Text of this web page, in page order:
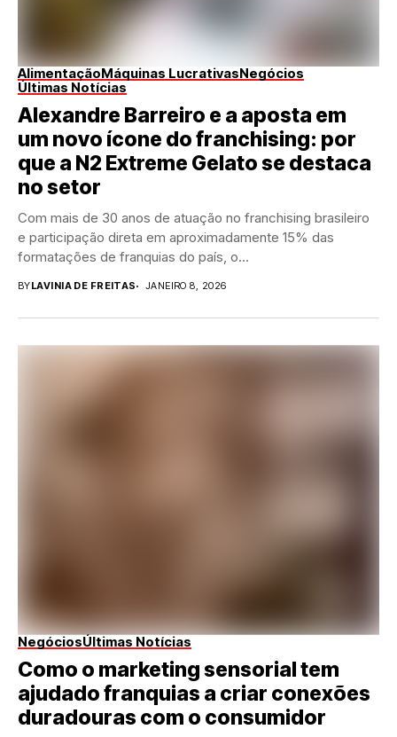
AlimentaçãoMáquinas LucrativasNegócios
Últimas Notícias
Alexandre Barreiro e a aposta em
um novo ícone do franchising: por
que a N2 Extreme Gelato se destaca
no setor
Com mais de 30 anos de atuação no franchising brasileiro
e participação direta em aproximadamente 15% das
formatações de franquias do país, o...
BYLAVINIA DE FREITAS JANEIRO 8, 2026
NegóciosÚltimas Notícias
Como o marketing sensorial tem
ajudado franquias a criar conexões
duradouras com o consumidor